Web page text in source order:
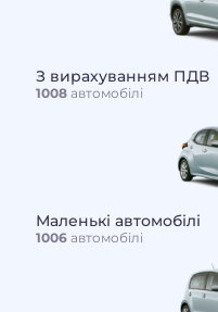
З вирахуванням ПДВ
1008автомобілі
Маленькі автомобілі
1006автомобілі